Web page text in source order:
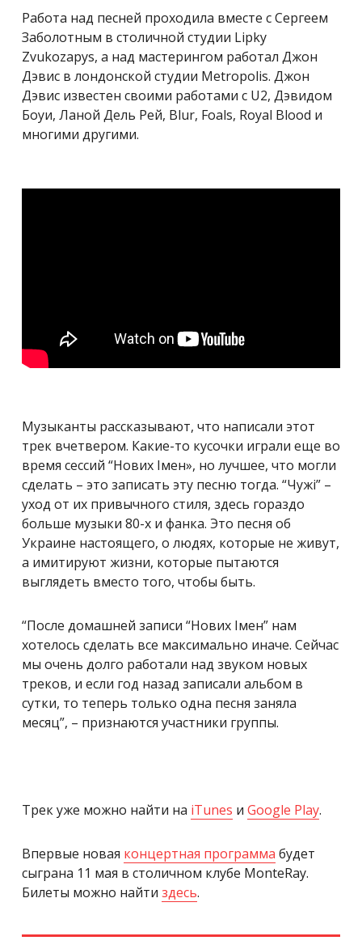
Работа над песней проходила вместе с Сергеем
Заболотным в столичной студии Lipky
Zvukozapys, а над мастерингом работал Джон
Дэвис в лондонской студии Metropolis. Джон
Дэвис известен своими работами с U2, Дэвидом
Боуи, Ланой Дель Рей, Blur, Foals, Royal Blood и
многими другими.
Музыканты рассказывают, что написали этот
трек вчетвером. Какие-то кусочки играли еще во
время сессий “Нових Імен», но лучшее, что могли
сделать – это записать эту песню тогда. “Чужі” –
уход от их привычного стиля, здесь гораздо
больше музыки 80-х и фанка. Это песня об
Украине настоящего, о людях, которые не живут,
а имитируют жизни, которые пытаются
выглядеть вместо того, чтобы быть.
“После домашней записи “Нових Імен” нам
хотелось сделать все максимально иначе. Сейчас
мы очень долго работали над звуком новых
треков, и если год назад записали альбом в
сутки, то теперь только одна песня заняла
месяц”, – признаются участники группы.
Трек уже можно найти на iTunes и Google Play.
Впервые новая концертная программа будет
сыграна 11 мая в столичном клубе MonteRay.
Билеты можно найти здесь.